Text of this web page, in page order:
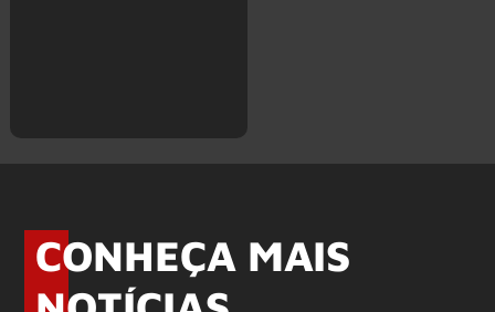
CONHEÇA MAIS